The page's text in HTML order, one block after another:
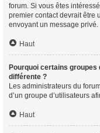
forum. Si vous êtes
premier contact devrait être
envoyant un message privé.
Haut
Pourquoi certains groupes
différente ?
Les administrateurs du
d’un groupe d’utilisateurs
Haut